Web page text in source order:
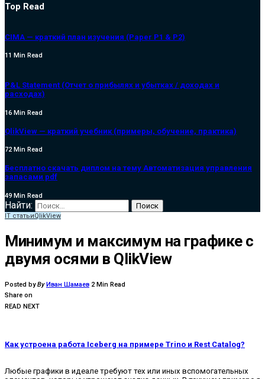
Top Read
CIMA — краткий план изучения (Paper P1 & P2)
11 Min Read
P&L Statement (Отчет о прибылях и убытках / доходах и
расходах)
16 Min Read
QlikView — краткий учебник (примеры, обучение, практика)
72 Min Read
Бесплатно скачать диплом на тему Автоматизация управления
запасами pdf
49 Min Read
Найти:
IT статьиQlikView
Минимум и максимум на графике с
двумя осями в QlikView
Posted by ByИван Шамаев 2 Min Read
Share on
READ NEXT
Как устроена работа Iceberg на примере Trino и Rest Catalog?
Любые графики в идеале требуют тех или иных вспомогательных